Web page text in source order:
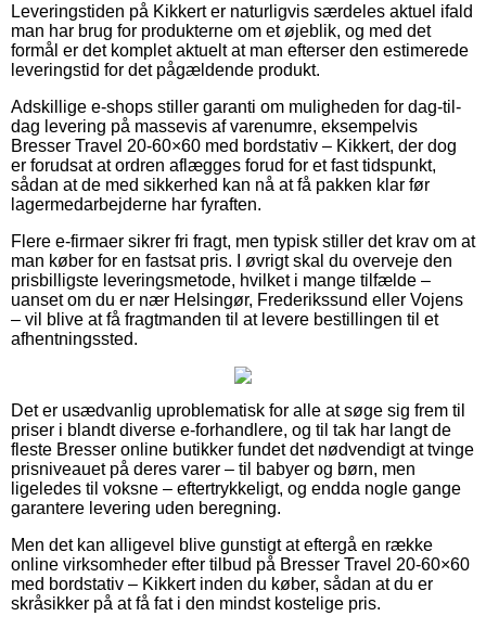
Leveringstiden på Kikkert er naturligvis særdeles aktuel ifald
man har brug for produkterne om et øjeblik, og med det
formål er det komplet aktuelt at man efterser den estimerede
leveringstid for det pågældende produkt.
Adskillige e-shops stiller garanti om muligheden for dag-til-
dag levering på massevis af varenumre, eksempelvis
Bresser Travel 20-60×60 med bordstativ – Kikkert, der dog
er forudsat at ordren aflægges forud for et fast tidspunkt,
sådan at de med sikkerhed kan nå at få pakken klar før
lagermedarbejderne har fyraften.
Flere e-firmaer sikrer fri fragt, men typisk stiller det krav om at
man køber for en fastsat pris. I øvrigt skal du overveje den
prisbilligste leveringsmetode, hvilket i mange tilfælde –
uanset om du er nær Helsingør, Frederikssund eller Vojens
– vil blive at få fragtmanden til at levere bestillingen til et
afhentningssted.
Det er usædvanlig uproblematisk for alle at søge sig frem til
priser i blandt diverse e-forhandlere, og til tak har langt de
fleste Bresser online butikker fundet det nødvendigt at tvinge
prisniveauet på deres varer – til babyer og børn, men
ligeledes til voksne – eftertrykkeligt, og endda nogle gange
garantere levering uden beregning.
Men det kan alligevel blive gunstigt at eftergå en række
online virksomheder efter tilbud på Bresser Travel 20-60×60
med bordstativ – Kikkert inden du køber, sådan at du er
skråsikker på at få fat i den mindst kostelige pris.